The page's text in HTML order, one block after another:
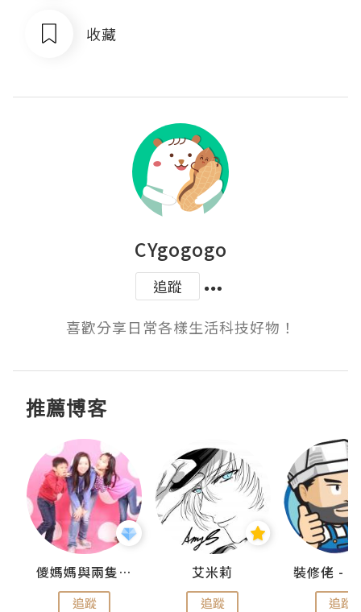
收藏
CYgogogo
追蹤
喜歡分享日常各樣生活科技好物！
推薦博客
儍媽媽與兩隻小魔怪之家
追蹤
艾米莉
追蹤 追蹤